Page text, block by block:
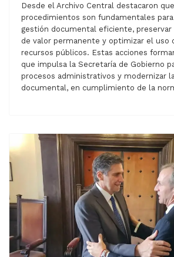
Desde el Archivo Central destacaron
procedimientos son fundamentales para
gestión documental eficiente, preservar
de valor permanente y optimizar el uso
recursos públicos. Estas acciones
que impulsa la Secretaría de Gobierno
procesos administrativos y modernizar
documental, en cumplimiento de la